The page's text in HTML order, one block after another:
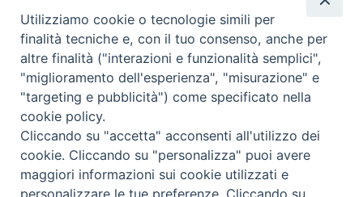
Utilizziamo cookie o tecnologie simili per
finalità tecniche e, con il tuo consenso, anche per
altre finalità ("interazioni e funzionalità semplici",
"miglioramento dell'esperienza", "misurazione" e
"targeting e pubblicità") come specificato nella
cookie policy.
Cliccando su "accetta" acconsenti all'utilizzo dei
cookie. Cliccando su "personalizza" puoi avere
maggiori informazioni sui cookie utilizzati e
personalizzare le tue preferenze. Cliccando su